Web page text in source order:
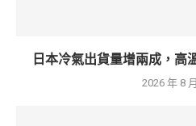
日本冷氣出貨量增兩成，高
2026 年 8